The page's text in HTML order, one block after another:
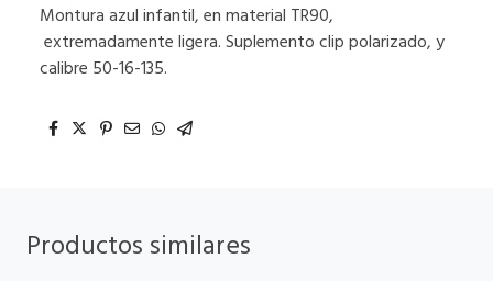
Montura azul infantil, en material TR90,
extremadamente ligera. Suplemento clip polarizado, y
calibre 50-16-135.
Productos similares